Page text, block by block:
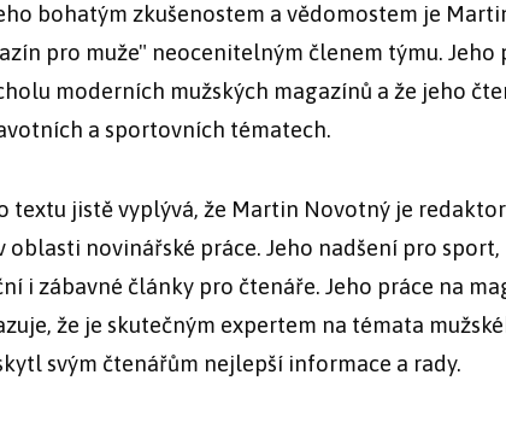
bohatým zkušenostem a vědomostem je
pro muže" neocenitelným členem týmu.
moderních mužských magazínů a že jeho
a sportovních tématech.
textu jistě vyplývá, že Martin Novotný je
oblasti novinářské práce. Jeho nadšení pro
i zábavné články pro čtenáře. Jeho práce na
že je skutečným expertem na témata
svým čtenářům nejlepší informace a rady.